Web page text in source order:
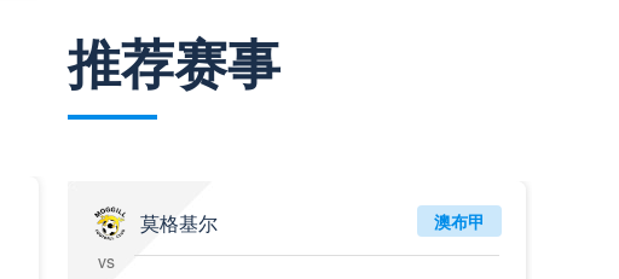
标签
比赛录像 西甲
05月26日 AC米兰vs蒙扎全场录像回放
标签
标签
推荐赛事
莫格基尔
vs
澳布甲